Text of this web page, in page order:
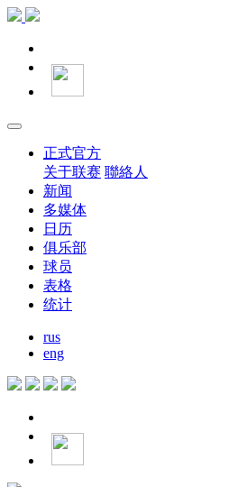
正式官方
关于联赛 聯絡人
新闻
多媒体
日历
俱乐部
球员
表格
统计
rus
eng